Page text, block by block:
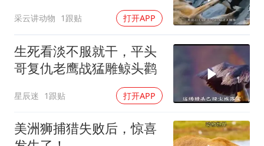
采云讲动物 1跟贴 打开APP
生死看淡不服就干，平头
哥复仇老鹰战猛雕鲸头鹳
星辰迷 1跟贴 打开APP
美洲狮捕猎失败后，惊喜